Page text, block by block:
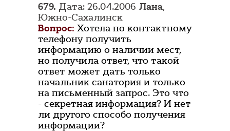
679. Дата: 26.04.2006 Лана,
Южно-Сахалинск
Вопрос: Хотела по контактному
телефону получить
информацию о наличии мест,
но получила ответ, что такой
ответ может дать только
начальник санатория и только
на письменный запрос. Это что
- секретная информация? И нет
ли другого способо получения
информации?